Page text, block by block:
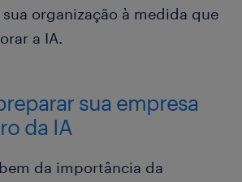
organização à medida que
a IA.
sua empresa
da IA
da importância da